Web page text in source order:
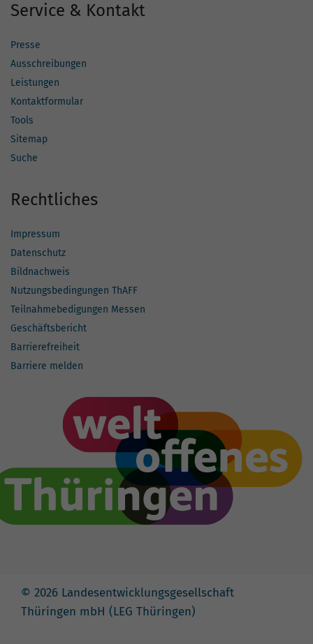
Service & Kontakt
Presse
Ausschreibungen
Leistungen
Kontaktformular
Tools
Sitemap
Suche
Rechtliches
Impressum
Datenschutz
Bildnachweis
Nutzungsbedingungen ThAFF
Teilnahmebedigungen Messen
Geschäftsbericht
Barrierefreiheit
Barriere melden
© 2026 Landesentwicklungsgesellschaft
Thüringen mbH (LEG Thüringen)